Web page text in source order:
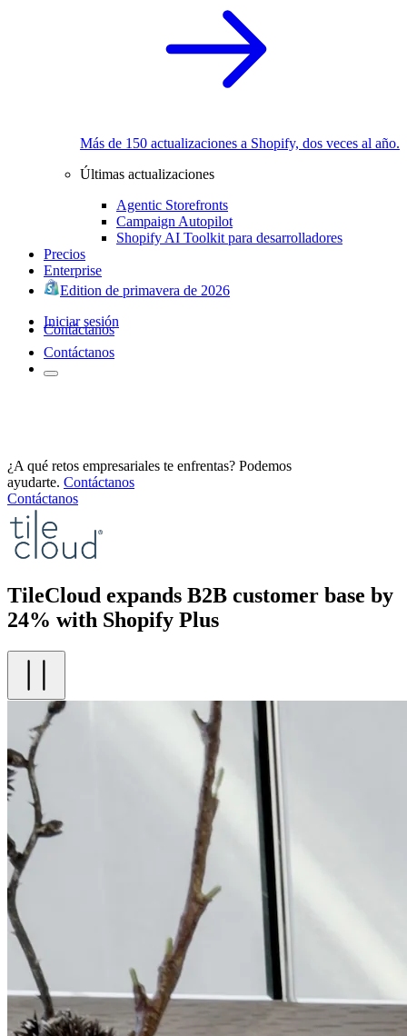
Más de 150 actualizaciones a Shopify, dos veces al año.
Últimas actualizaciones
Agentic Storefronts
Campaign Autopilot
Shopify AI Toolkit para desarrolladores
Precios
Enterprise
Edition de primavera de 2026
Iniciar sesión
Contáctanos
Contáctanos
¿A qué retos empresariales te enfrentas? Podemos
ayudarte. Contáctanos
Contáctanos
TileCloud expands B2B customer base by
24% with Shopify Plus